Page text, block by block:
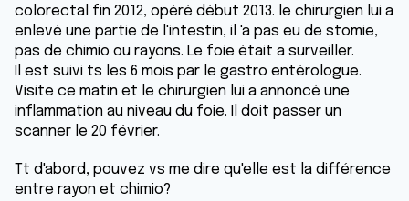
colorectal fin 2012, opéré début 2013. le chirurgien lui a
enlevé une partie de l'intestin, il 'a pas eu de stomie,
pas de chimio ou rayons. Le foie était a surveiller.
Il est suivi ts les 6 mois par le gastro entérologue.
Visite ce matin et le chirurgien lui a annoncé une
inflammation au niveau du foie. Il doit passer un
scanner le 20 février.
Tt d'abord, pouvez vs me dire qu'elle est la différence
entre rayon et chimio?